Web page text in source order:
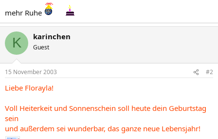
mehr Ruhe
K karinchen
Guest
15 November 2003 #2
Liebe Florayla!
Voll Heiterkeit und Sonnenschein soll heute dein Geburtstag
sein
und außerdem sei wunderbar, das ganze neue Lebensjahr!